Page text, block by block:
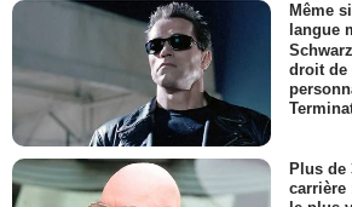
Même
langue
droit de
Plus de
carrière